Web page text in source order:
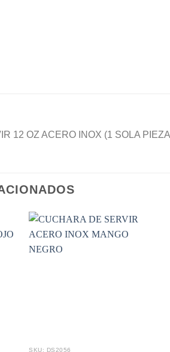
12 OZ ACERO INOX (1 SOLA
SKU: DS2056